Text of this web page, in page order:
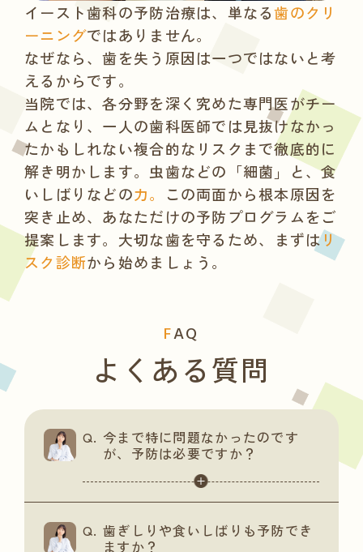
イースト歯科の予防治療は、 単なる歯のクリ
ーニングではありません。
なぜなら、歯を失う原因は一つではないと考
えるからです。
当院では、各分野を深く究めた専門医がチー
ムとなり、 一人の歯科医師では見抜けなかっ
たかもしれない複合的なリスクまで徹底的に
解き明かします。 虫歯などの「細菌」と、食
いしばりなどの力。
この両面から根本原因を
突き止め、 あなただけの予防プログラムをご
提案します。 大切な歯を守るため、 まずはリ
スク診断から始めましょう。
FAQ
よくある質問
今まで特に問題なかったのです
が、予防は必要ですか？
歯ぎしりや食いしばりも予防でき
ますか？